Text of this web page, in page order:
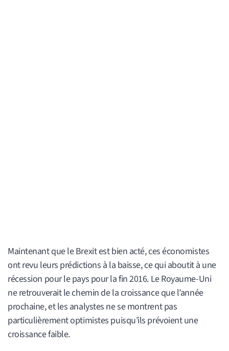
Maintenant que le Brexit est bien acté, ces économistes
ont revu leurs prédictions à la baisse, ce qui aboutit à une
récession pour le pays pour la fin 2016. Le Royaume-Uni
ne retrouverait le chemin de la croissance que l’année
prochaine, et les analystes ne se montrent pas
particulièrement optimistes puisqu’ils prévoient une
croissance faible.